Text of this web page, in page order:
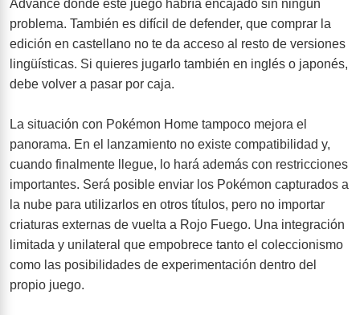
Advance donde este juego habría encajado sin ningún
problema. También es difícil de defender, que comprar la
edición en castellano no te da acceso al resto de versiones
lingüísticas. Si quieres jugarlo también en inglés o japonés,
debe volver a pasar por caja.
La situación con Pokémon Home tampoco mejora el
panorama. En el lanzamiento no existe compatibilidad y,
cuando finalmente llegue, lo hará además con restricciones
importantes. Será posible enviar los Pokémon capturados a
la nube para utilizarlos en otros títulos, pero no importar
criaturas externas de vuelta a Rojo Fuego. Una integración
limitada y unilateral que empobrece tanto el coleccionismo
como las posibilidades de experimentación dentro del
propio juego.